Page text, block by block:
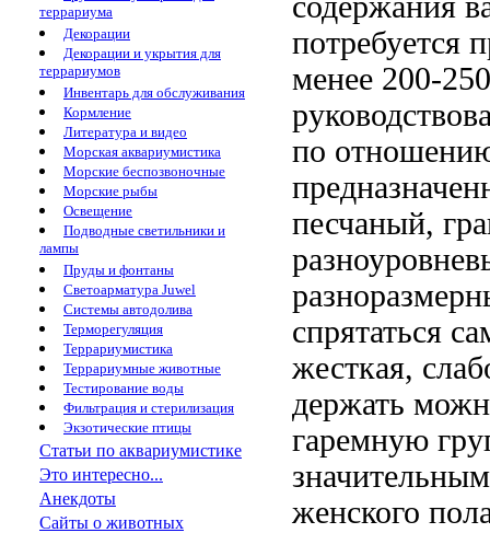
террариума
Декорации
Декорации и укрытия для
террариумов
Инвентарь для обслуживания
Кормление
Литература и видео
Морская аквариумистика
Морские беспозвоночные
Морские рыбы
Освещение
Подводные светильники и
лампы
Пруды и фонтаны
Светоарматура Juwel
Системы автодолива
Терморегуляция
Террариумистика
Террариумные животные
Тестирование воды
Фильтрация и стерилизация
Экзотические птицы
Статьи по аквариумистике
Это интересно...
Анекдоты
Сайты о животных
содержания
потребуется
менее 200-
по
песчаный,
спрятаться
жесткая,
держать
гаремную
женского